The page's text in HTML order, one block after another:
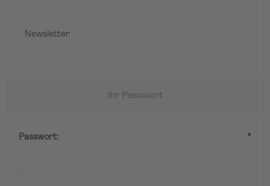
Newsletter
Ihr Passwort
Passwort: *